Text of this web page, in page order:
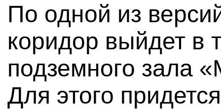
По одной из
коридор выйдет в
подземного зала
Для этого